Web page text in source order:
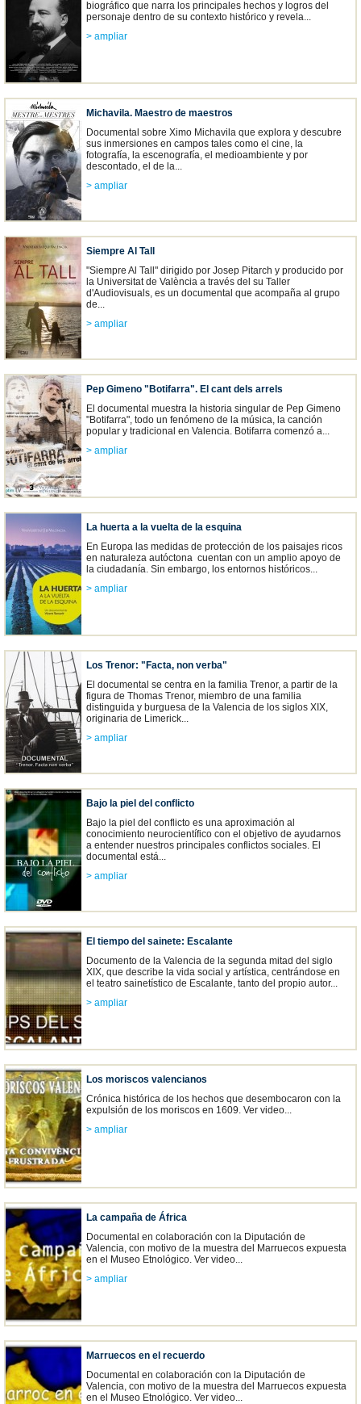
biográfico que narra los principales hechos y logros del
personaje dentro de su contexto histórico y revela...
> ampliar
Michavila. Maestro de maestros
Documental sobre Ximo Michavila que explora y descubre
sus inmersiones en campos tales como el cine, la
fotografía, la escenografía, el medioambiente y por
descontado, el de la...
> ampliar
Siempre Al Tall
"Siempre Al Tall" dirigido por Josep Pitarch y producido por
la Universitat de València a través del su Taller
d'Audiovisuals, es un documental que acompaña al grupo
de...
> ampliar
Pep Gimeno "Botifarra". El cant dels arrels
El documental muestra la historia singular de Pep Gimeno
"Botifarra", todo un fenómeno de la música, la canción
popular y tradicional en Valencia. Botifarra comenzó a...
> ampliar
La huerta a la vuelta de la esquina
En Europa las medidas de protección de los paisajes ricos
en naturaleza autóctona cuentan con un amplio apoyo de
la ciudadanía. Sin embargo, los entornos históricos...
> ampliar
Los Trenor: "Facta, non verba"
El documental se centra en la familia Trenor, a partir de la
figura de Thomas Trenor, miembro de una familia
distinguida y burguesa de la Valencia de los siglos XIX,
originaria de Limerick...
> ampliar
Bajo la piel del conflicto
Bajo la piel del conflicto es una aproximación al
conocimiento neurocientífico con el objetivo de ayudarnos
a entender nuestros principales conflictos sociales. El
documental está...
> ampliar
El tiempo del sainete: Escalante
Documento de la Valencia de la segunda mitad del siglo
XIX, que describe la vida social y artística, centrándose en
el teatro sainetístico de Escalante, tanto del propio autor...
> ampliar
Los moriscos valencianos
Crónica histórica de los hechos que desembocaron con la
expulsión de los moriscos en 1609. Ver video...
> ampliar
La campaña de África
Documental en colaboración con la Diputación de
Valencia, con motivo de la muestra del Marruecos expuesta
en el Museo Etnológico. Ver video...
> ampliar
Marruecos en el recuerdo
Documental en colaboración con la Diputación de
Valencia, con motivo de la muestra del Marruecos expuesta
en el Museo Etnológico. Ver video...